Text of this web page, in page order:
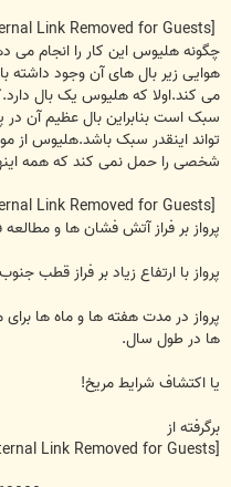
[External Link Removed for Guests]
چگونه هلیوس این کار را انجام می
هوایی زیر بال های آن وجود داشته
سبک است بنابراین بال عظیم آن در
تواند اینقدر سبک باشد.هلیوس
شخصی را حمل نمی کند که همه
[External Link Removed for Guests]
پرواز بر فراز آتش فشان ها و
پرواز با ارتفاع زیاد بر فراز قطب
پرواز در مدت هفته ها و ماه ها
ها در طول سال.
یا اکتشاف شرایط مریخ!
برگرفته از
[External Link Removed for Guests]